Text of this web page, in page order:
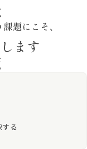
題にこそ、
ます
る